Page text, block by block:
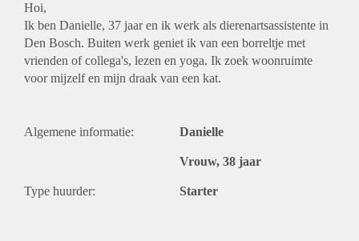
Hoi,
Ik ben Danielle, 37 jaar en ik werk als dierenartsassistente in
Den Bosch. Buiten werk geniet ik van een borreltje met
vrienden of collega's, lezen en yoga. Ik zoek woonruimte
voor mijzelf en mijn draak van een kat.
Algemene informatie: Danielle
Vrouw, 38 jaar
Type huurder: Starter